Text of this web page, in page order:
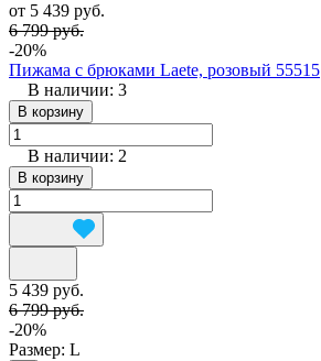
от 5 439 руб.
6 799 руб.
-20%
Пижама с брюками Laete, розовый 55515
В наличии: 3
В корзину
В наличии: 2
В корзину
5 439 руб.
6 799 руб.
-20%
Размер: L